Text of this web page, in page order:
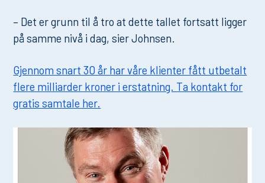
– Det er grunn til å tro at dette tallet fortsatt ligger
på samme nivå i dag, sier Johnsen.
Gjennom snart 30 år har våre klienter fått utbetalt
flere milliarder kroner i erstatning. Ta kontakt for
gratis samtale her.